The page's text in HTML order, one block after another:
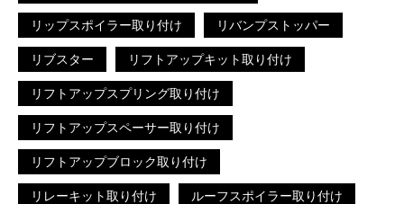
リップスポイラー取り付け リバンプストッパー
リブスター リフトアップキット取り付け
リフトアップスプリング取り付け
リフトアップスペーサー取り付け
リフトアップブロック取り付け
リレーキット取り付け ルーフスポイラー取り付け